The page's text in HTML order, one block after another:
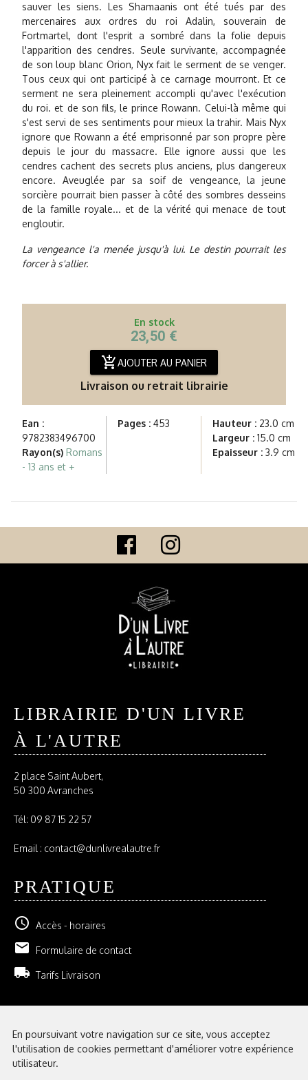
sauver les siens. Les Shamaanis ont été tués par des
mercenaires aux ordres du roi Adalin, souverain de
Fortmartel, dont l'esprit a sombré dans la folie depuis
l'apparition des cendres. Seule survivante, accompagnée
de son loup blanc Orion, Nyx fait le serment de se venger.
Tous ceux qui ont participé à ce carnage mourront. Et ce
serment ne sera pleinement accompli qu'avec l'exécution
du roi. et de son fils, le prince Rowann. Celui-là même qui
s'est servi de ses sentiments pour mieux la trahir. Mais Nyx
ignore que Rowann a été emprisonné par son propre père
depuis le jour du massacre. Elle ignore aussi que les
cendres cachent des secrets plus anciens, plus dangereux
encore. Aveuglée par sa soif de vengeance, la jeune
sorcière pourrait bien passer à côté des sombres desseins
de la famille royale... et de la vérité qui menace de tout
engloutir.
La vengeance l'a menée jusqu'à lui. Le destin pourrait les
forcer à s'allier.
En stock
23,50 €
add_shopping_cartAJOUTER AU PANIER
Livraison ou retrait librairie
Ean :
9782383496700
Rayon(s) Romans
- 13 ans et +
Pages :453 Hauteur : 23.0 cm
Largeur : 15.0 cm
Epaisseur : 3.9 cm
LIBRAIRIE D'UN LIVRE
À L'AUTRE
2 place Saint Aubert,
50 300 Avranches
Tél: 09 87 15 22 57
Email : contact@dunlivrealautre.fr
PRATIQUE
schedule Accès - horaires
email Formulaire de contact
local_shipping Tarifs Livraison
GESTION DE VOS ABONNEMENTS
En poursuivant votre navigation sur ce site, vous acceptez
l'utilisation de cookies permettant d'améliorer votre expérience
utilisateur.